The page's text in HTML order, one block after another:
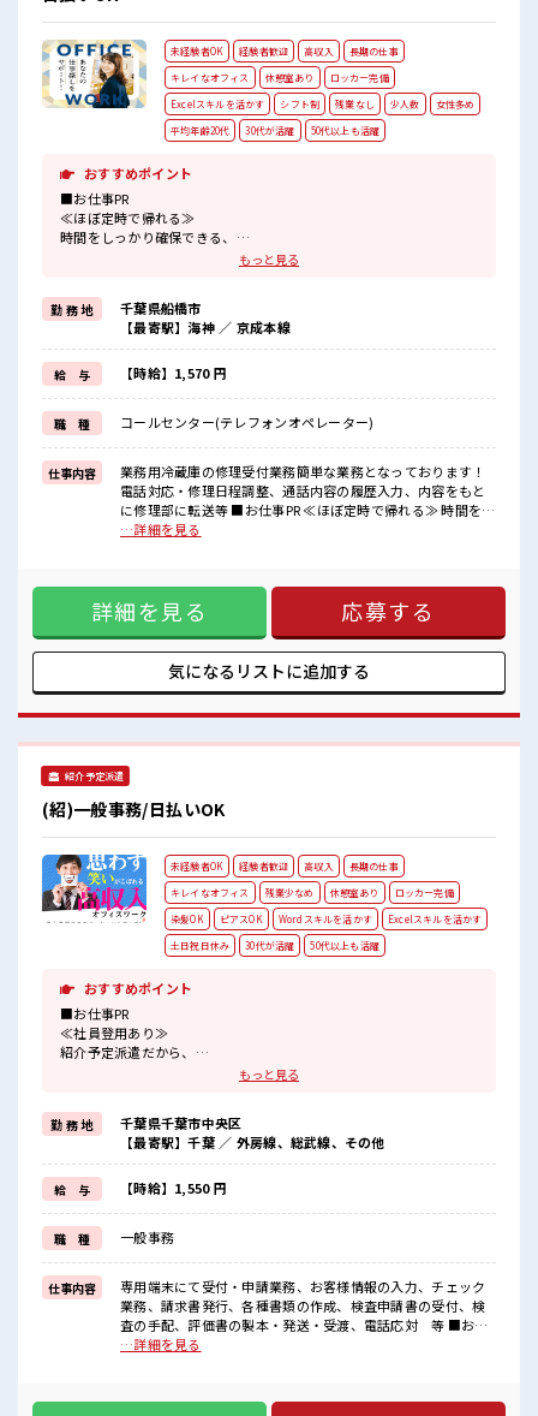
未経験者OK 経験者歓迎 高収入
長期の仕事
キレイなオフィス
休憩室あり
ロッカー完備
Excelスキルを活かす
シフト制 残業なし 少人数
女性多め
平均年齢20代
30代が活躍 50代以上も活躍
おすすめポイント
■お仕事PR
≪ほぼ定時で帰れる≫
時間をしっかり確保できる、
≪女性も仕事をしやすい職場≫
もちろん男性の応募も歓迎！
≪未経験の方も大カンゲイ≫
新しいことにチャレンジするのは不安だけど、
しっかり働く環境が整っています！
イチからスキルUP・ステップUP目指していきましょう！
≪自分に向いている仕事が探せる≫
困った事などがあれば、
担当がしっかりサポートします！
■職場の雰囲気
女性も活躍しやすい雰囲気の職場です！
“コジンマリ”が好きな方にもお勧め！！
もっと見る
勤 務 地
千葉県船橋市
【最寄駅】海神 ／ 京成本線
給 与 【時給】1,570 円
職 種 コールセンター(テレフォンオペレーター)
仕事内容
業務用冷蔵庫の修理受付業務簡単な業務となっております！
電話対応・修理日程調整、通話内容の履歴入力、内容をもと
に修理部に転送等 ■お仕事PR ≪ほぼ定時で帰れる≫ 時間をし
っかり確保できる、 残業基本ナシのお仕事♪ オンとオフをき
イ≫ 新しいことにチャレンジするのは不安だけど、 しっかり
働く環境が整っています！ イチからスキルUP・ステップUP
目指していきましょう！ ≪自分に向いている仕事が探せる≫
困った事などがあれば、 担当がしっかりサポートします！ ■
職場の雰囲気 女性も活躍しやすい雰囲気の職場です！ “コジ
ンマリ”が好きな方にもお勧め！！ 少人数の職場です♪ 20代
…詳細を見る
詳細を見る 応募する
気になるリストに追加する
紹介予定派遣
(紹)一般事務/日払いOK
未経験者OK 経験者歓迎 高収入
長期の仕事
キレイなオフィス
残業少なめ 休憩室あり
ロッカー完備
染髪OK
ピアスOK Wordスキルを活かす
Excelスキルを活かす
土日祝日休み
30代が活躍 50代以上も活躍
おすすめポイント
■お仕事PR
≪社員登用あり≫
紹介予定派遣だから、
自分に職場が合うかお試しできるのがウレシイPoint☆
これまでの経験を活かしませんか？
ブランクがあっても大丈夫♪
経験はちょっとだけ…という方もOK！
≪無理なく働ける≫
場合によってはお願いすることもありますが、
残業はほとんどナシ！
≪完全週休二日制≫
週末は家族や友人と一緒にプライベート満喫！
≪ヘアカラーOKで自由な雰囲気の職場≫
明るすぎたり奇抜でなければ基本的に自由！
(規定有)
■職場の雰囲気
モチベーションもUP！
もっと見る
勤 務 地
千葉県千葉市中央区
【最寄駅】千葉 ／ 外房線、総武線、その他
給 与 【時給】1,550 円
職 種 一般事務
仕事内容
専用端末にて受付・申請業務、お客様情報の入力、チェック
業務、請求書発行、各種書類の作成、検査申請書の受付、検
査の手配、評価書の製本・発送・受渡、電話応対 等 ■お仕
事PR ≪社員登用あり≫ 紹介予定派遣だから、 自分に職場が合
経験はちょっとだけ…という方もOK！ ≪無理なく働ける≫
…詳細を見る